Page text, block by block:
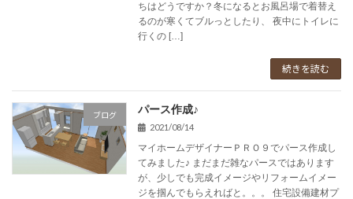
ちはどうですか？冬になるとお風呂場で着替え
るのが寒くてブルっとしたり、 夜中にトイレに
行くの […]
続きを読む
ブログ パース作成♪
2021/08/14
マイホームデザイナーＰＲＯ９でパース作成し
てみました♪ まだまだ雑なパースではあります
が、少しでも完成イメージやリフォームイメー
ジを掴んでもらえればと。。。 住宅設備建材プ